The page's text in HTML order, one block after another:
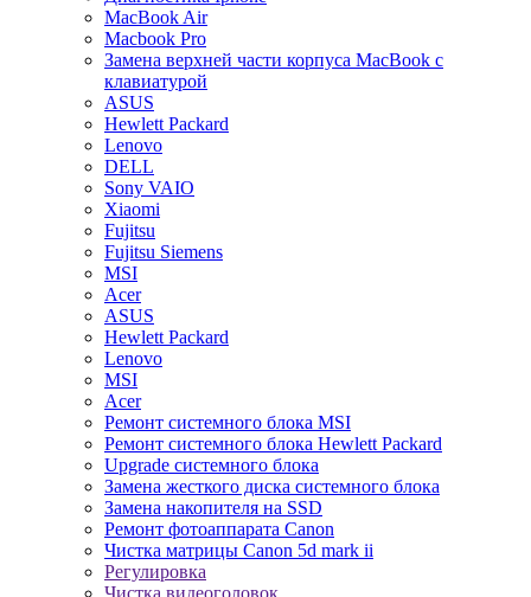
MacBook Air
Macbook Pro
Замена верхней части корпуса MacBook с
клавиатурой
ASUS
Hewlett Packard
Lenovo
DELL
Sony VAIO
Xiaomi
Fujitsu
Fujitsu Siemens
MSI
Acer
ASUS
Hewlett Packard
Lenovo
MSI
Acer
Ремонт системного блока MSI
Ремонт системного блока Hewlett Packard
Upgrade системного блока
Замена жесткого диска системного блока
Замена накопителя на SSD
Ремонт фотоаппарата Canon
Чистка матрицы Canon 5d mark ii
Регулировка
Чистка видеоголовок